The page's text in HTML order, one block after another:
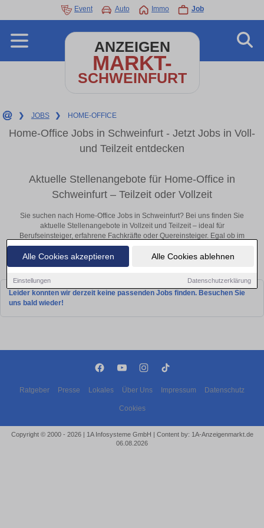
Alle Cookies akzeptieren Alle Cookies ablehnen
Einstellungen Datenschutzerklärung
Event Auto Immo Job
ANZEIGEN
MARKT-
SCHWEINFURT
❯ JOBS ❯ HOME-OFFICE
Home-Office Jobs in Schweinfurt - Jetzt Jobs in Voll-
und Teilzeit entdecken
Aktuelle Stellenangebote für Home-Office in
Schweinfurt – Teilzeit oder Vollzeit
Sie suchen nach Home-Office Jobs in Schweinfurt? Bei uns finden Sie
aktuelle Stellenangebote in Vollzeit und Teilzeit – ideal für
Berufseinsteiger, erfahrene Fachkräfte oder Quereinsteiger. Egal ob im
Büro, vor Ort oder remote: Entdecken Sie jetzt neue Chancen in Ihrer
Region und bewerben Sie sich direkt auf passende Home-Office-Stellen
in Schweinfurt!
Leider konnten wir derzeit keine passenden Jobs finden. Besuchen Sie
uns bald wieder!
Ratgeber Presse Lokales Über Uns Impressum Datenschutz
Cookies
Copyright © 2000 - 2026 | 1A Infosysteme GmbH | Content by: 1A-Anzeigenmarkt.de
06.08.2026